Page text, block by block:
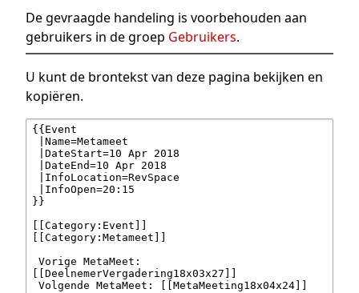
De gevraagde handeling is voorbehouden aan
gebruikers in de groep Gebruikers.
U kunt de brontekst van deze pagina bekijken en
kopiëren.